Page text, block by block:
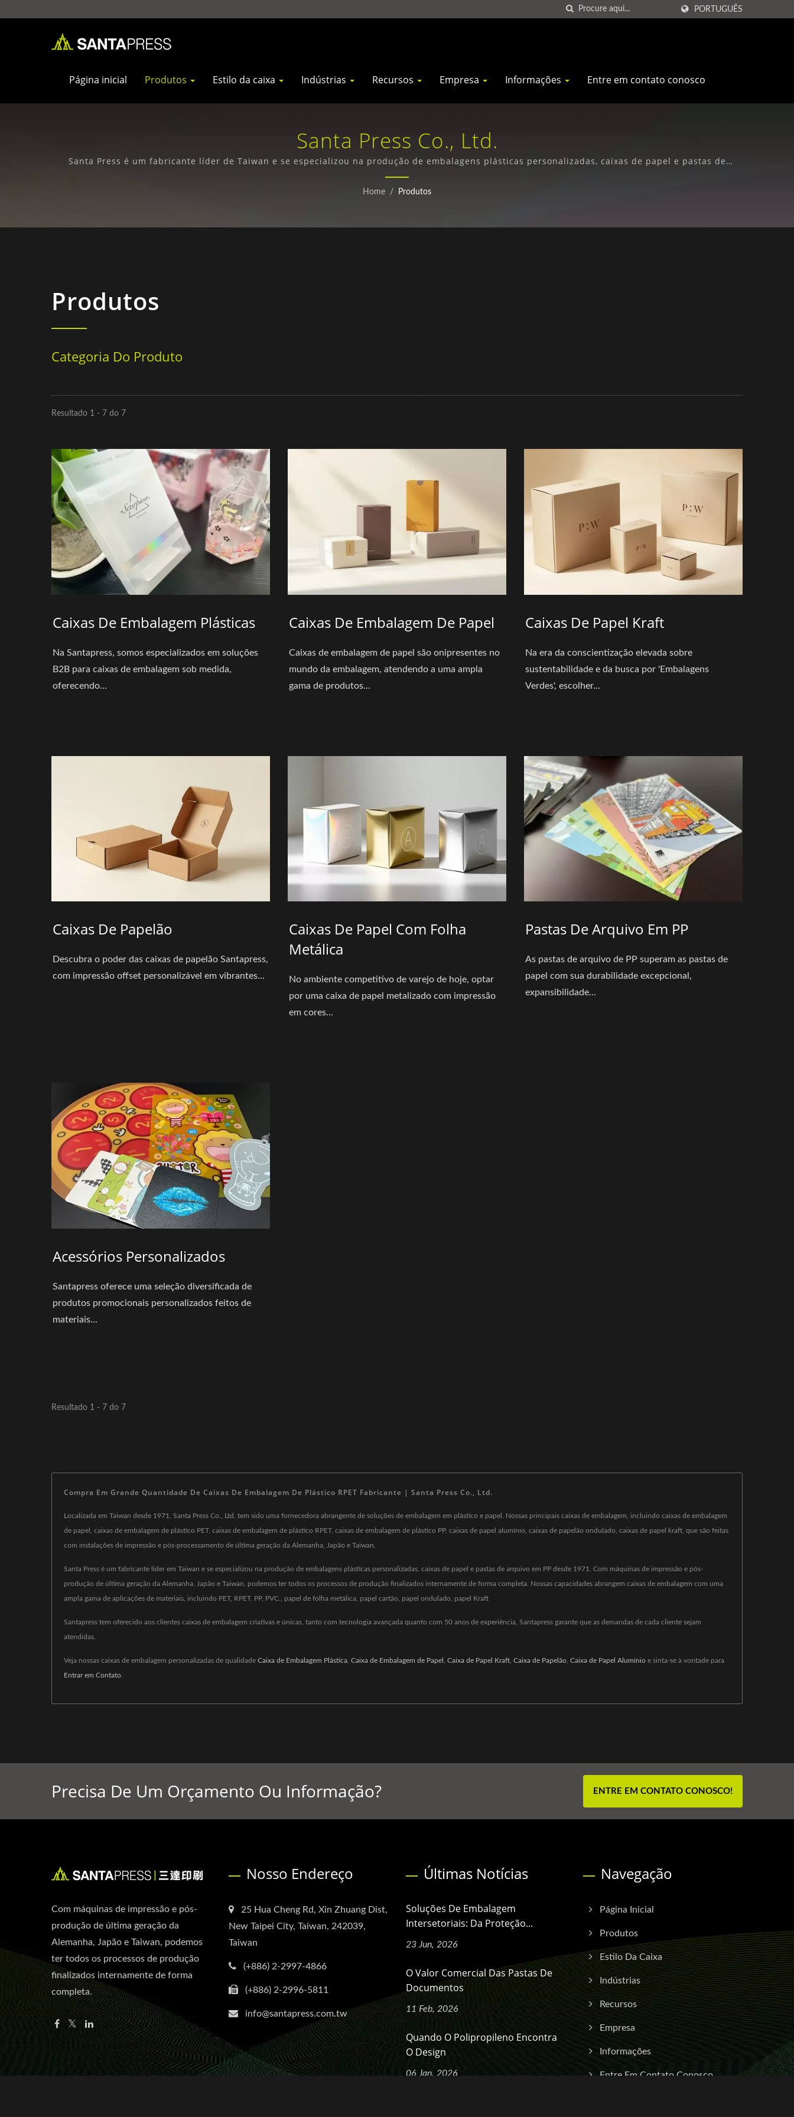
PORTUGUÊS
Página inicial Produtos Estilo da caixa Indústrias Recursos Empresa Informações Entre em contato conosco
Santa Press Co., Ltd.
Santa Press é um fabricante líder de Taiwan e se especializou na produção de embalagens plásticas personalizadas, caixas de papel e pastas de
arquivo em PP desde 1971.
Home / Produtos
Produtos
Categoria Do Produto
Resultado 1 - 7 do 7
Caixas De Embalagem Plásticas
Na Santapress, somos especializados em soluções
B2B para caixas de embalagem sob medida,
oferecendo...
Caixas De Embalagem De Papel
Caixas de embalagem de papel são onipresentes no
mundo da embalagem, atendendo a uma ampla
gama de produtos...
Caixas De Papel Kraft
Na era da conscientização elevada sobre
sustentabilidade e da busca por 'Embalagens
Verdes', escolher...
Caixas De Papelão
Descubra o poder das caixas de papelão Santapress,
com impressão offset personalizável em vibrantes...
Caixas De Papel Com Folha
Metálica
No ambiente competitivo de varejo de hoje, optar
por uma caixa de papel metalizado com impressão
em cores...
Pastas De Arquivo Em PP
As pastas de arquivo de PP superam as pastas de
papel com sua durabilidade excepcional,
expansibilidade...
Acessórios Personalizados
Santapress oferece uma seleção diversificada de
produtos promocionais personalizados feitos de
materiais...
Resultado 1 - 7 do 7
Compra Em Grande Quantidade De Caixas De Embalagem De Plástico RPET Fabricante | Santa Press Co., Ltd.
Localizada em Taiwan desde 1971, Santa Press Co., Ltd. tem sido uma fornecedora abrangente de soluções de embalagem em plástico e papel. Nossas principais caixas de embalagem, incluindo caixas de embalagem
de papel, caixas de embalagem de plástico PET, caixas de embalagem de plástico RPET, caixas de embalagem de plástico PP, caixas de papel alumínio, caixas de papelão ondulado, caixas de papel kraft, que são feitas
com instalações de impressão e pós-processamento de última geração da Alemanha, Japão e Taiwan.
Santa Press é um fabricante líder em Taiwan e se especializou na produção de embalagens plásticas personalizadas, caixas de papel e pastas de arquivo em PP desde 1971. Com máquinas de impressão e pós-
produção de última geração da Alemanha, Japão e Taiwan, podemos ter todos os processos de produção finalizados internamente de forma completa. Nossas capacidades abrangem caixas de embalagem com uma
ampla gama de aplicações de materiais, incluindo PET, RPET, PP, PVC., papel de folha metálica, papel cartão, papel ondulado, papel Kraft
Santapress tem oferecido aos clientes caixas de embalagem criativas e únicas, tanto com tecnologia avançada quanto com 50 anos de experiência, Santapress garante que as demandas de cada cliente sejam
atendidas.
Veja nossas caixas de embalagem personalizadas de qualidade Caixa de Embalagem Plástica Caixa de Embalagem de Papel Caixa de Papel Kraft Caixa de Papelão Caixa de Papel Alumínio e sinta-se à vontade para
Entrar em Contato
Precisa De Um Orçamento Ou Informação? ENTRE EM CONTATO CONOSCO!
Com máquinas de impressão e pós-
produção de última geração da
Alemanha, Japão e Taiwan, podemos
ter todos os processos de produção
finalizados internamente de forma
completa.
Nosso Endereço
25 Hua Cheng Rd, Xin Zhuang Dist,
New Taipei City, Taiwan, 242039,
Taiwan
(+886) 2-2997-4866
(+886) 2-2996-5811
info@santapress.com.tw
Últimas Notícias
Soluções De Embalagem
Intersetoriais: Da Proteção...
23 Jun, 2026
O Valor Comercial Das Pastas De
Documentos
11 Feb, 2026
Quando O Polipropileno Encontra
O Design
06 Jan, 2026
Navegação
Página Inicial
Produtos
Estilo Da Caixa
Indústrias
Recursos
Empresa
Informações
Entre Em Contato Conosco